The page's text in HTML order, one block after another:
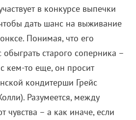
в конкурсе выпечки
дать шанс на выживание
Понимая, что его
старого соперника –
кем-то еще, он просит
кондитерши Грейс
Разумеется, между
чувства – а как иначе, если